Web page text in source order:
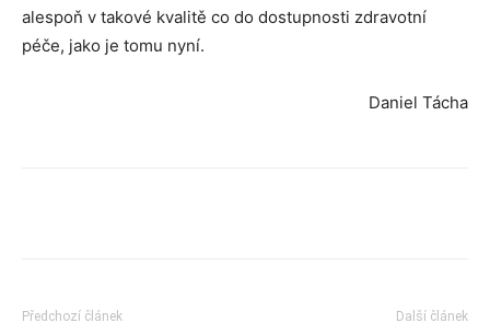
alespoň v takové kvalitě co do dostupnosti zdravotní
péče, jako je tomu nyní.
Daniel Tácha
Předchozí článek Další článek